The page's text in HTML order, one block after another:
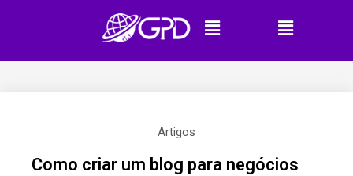
Artigos
Como criar um blog para negócios